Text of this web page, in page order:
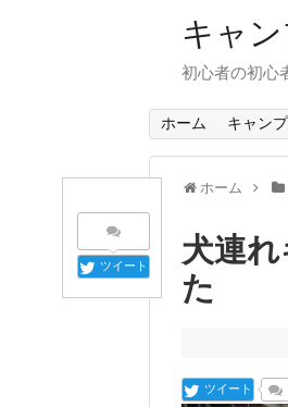
キャ
初心者の初心
ホーム キャン
ホーム
ツイート
犬連
た
ツイート